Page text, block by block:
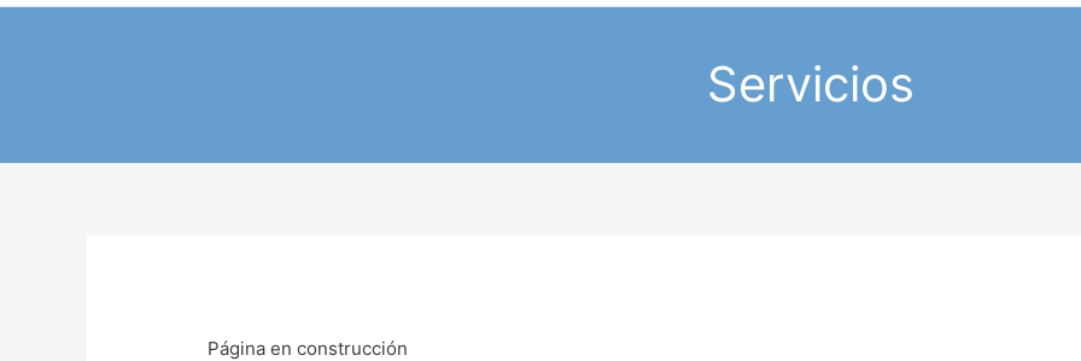
Servicios
Página en construcción